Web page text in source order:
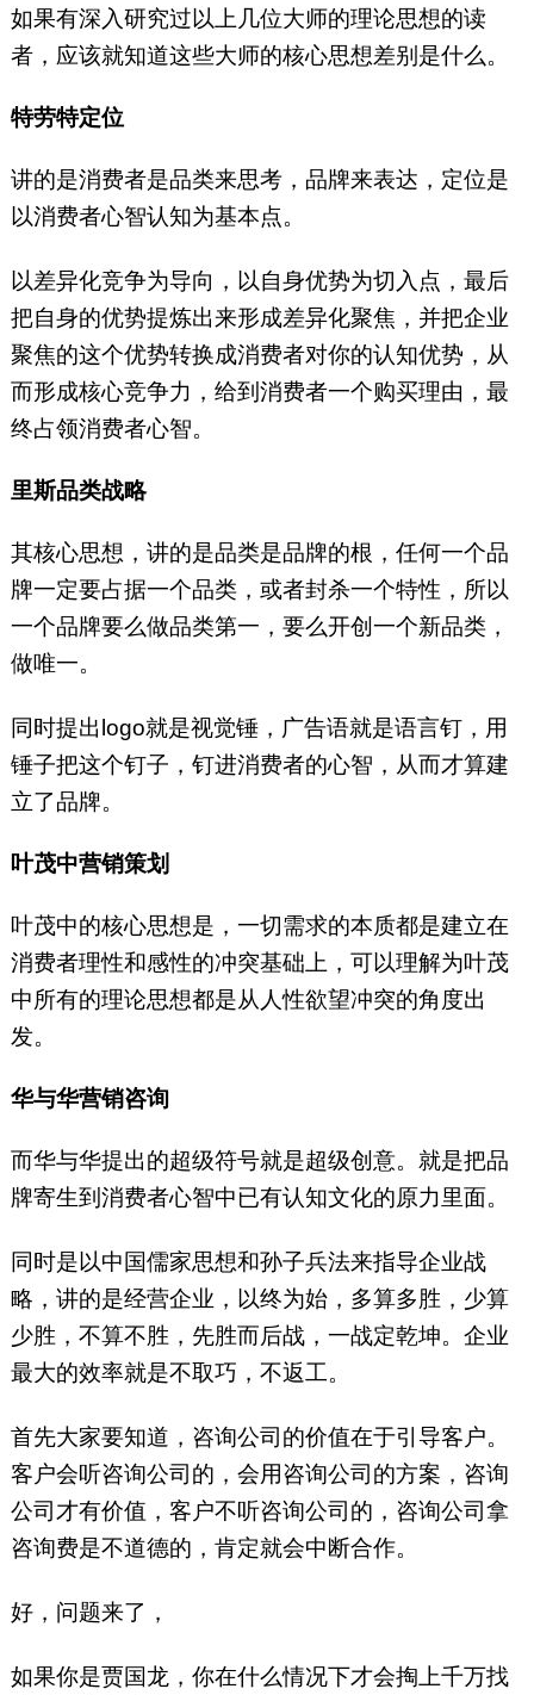
如果有深入研究过以上几位大师的理论思想的读
者，应该就知道这些大师的核心思想差别是什么。
特劳特定位
讲的是消费者是品类来思考，品牌来表达，定位是
以消费者心智认知为基本点。
以差异化竞争为导向，以自身优势为切入点，最后
把自身的优势提炼出来形成差异化聚焦，并把企业
聚焦的这个优势转换成消费者对你的认知优势，从
而形成核心竞争力，给到消费者一个购买理由，最
终占领消费者心智。
里斯品类战略
其核心思想，讲的是品类是品牌的根，任何一个品
牌一定要占据一个品类，或者封杀一个特性，所以
一个品牌要么做品类第一，要么开创一个新品类，
做唯一。
同时提出logo就是视觉锤，广告语就是语言钉，用
锤子把这个钉子，钉进消费者的心智，从而才算建
立了品牌。
叶茂中营销策划
叶茂中的核心思想是，一切需求的本质都是建立在
消费者理性和感性的冲突基础上，可以理解为叶茂
中所有的理论思想都是从人性欲望冲突的角度出
发。
华与华营销咨询
而华与华提出的超级符号就是超级创意。就是把品
牌寄生到消费者心智中已有认知文化的原力里面。
同时是以中国儒家思想和孙子兵法来指导企业战
略，讲的是经营企业，以终为始，多算多胜，少算
少胜，不算不胜，先胜而后战，一战定乾坤。企业
最大的效率就是不取巧，不返工。
首先大家要知道，咨询公司的价值在于引导客户。
客户会听咨询公司的，会用咨询公司的方案，咨询
公司才有价值，客户不听咨询公司的，咨询公司拿
咨询费是不道德的，肯定就会中断合作。
好，问题来了，
如果你是贾国龙，你在什么情况下才会掏上千万找